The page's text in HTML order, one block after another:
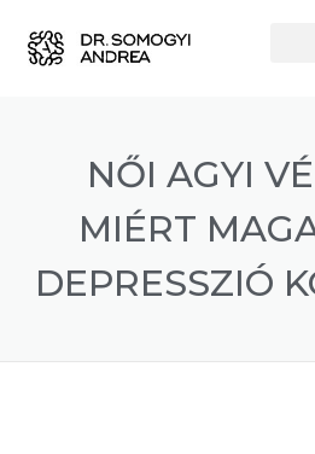
NŐI AGYI
MIÉRT
DEPRESSZIÓ